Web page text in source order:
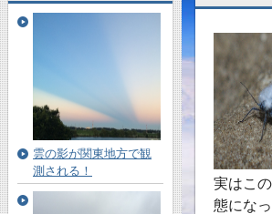
実はこ
態にな
雲の影が関東地方で観
測される！
毎日面白い話